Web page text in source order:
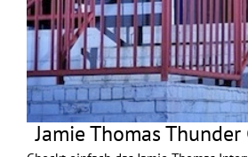
Jamie Thomas